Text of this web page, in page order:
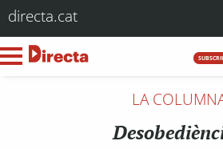
directa.cat
LA